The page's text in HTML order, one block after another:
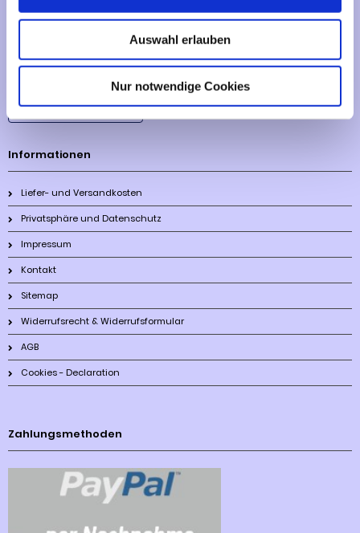
Auswahl erlauben
Nur notwendige Cookies
Artikelfinder
Vertrag widerrufen
Informationen
Liefer- und Versandkosten
Privatsphäre und Datenschutz
Impressum
Kontakt
Sitemap
Widerrufsrecht & Widerrufsformular
AGB
Cookies - Declaration
Zahlungsmethoden